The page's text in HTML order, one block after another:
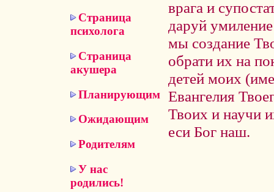
Страница
психолога
Страница
акушера
Планирующим
Ожидающим
Родителям
У нас
родились!
врага и
даруй
мы создание
обрати их на
детей моих
Евангелия
Твоих и научи
еси Бог наш.